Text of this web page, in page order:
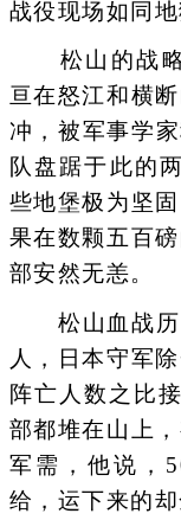
战役现场如同地
松山的战略
亘在怒江和横
冲，被军事学
队盘踞于此的
些地堡极为坚
果在数颗五百
部安然无恙。
松山血战历
人，日本守军
阵亡人数之比
部都堆在山上
军需，他说，
给，运下来的